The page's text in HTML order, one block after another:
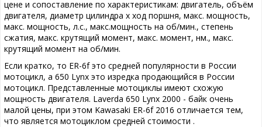
цене и сопоставление по характеристикам: двигатель, объём
двигателя, диаметр цилиндра х ход поршня, макс. мощность,
макс. мощность, л.с., макс.мощность на об/мин., степень
сжатия, макс. крутящий момент, макс. момент, нм., макс.
крутящий момент на об/мин.
Если кратко, то ER-6f это средней популярности в России
мотоцикл, а 650 Lynx это изредка продающийся в России
мотоцикл. Представленные мотоциклы имеют схожую
мощность двигателя. Laverda 650 Lynx 2000 - байк очень
малой цены, при этом Kawasaki ER-6f 2016 отличается тем,
что является мотоциклом средней стоимости .